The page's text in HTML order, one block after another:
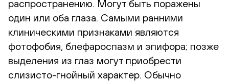
распространению. Могут быть поражены
один или оба глаза. Самыми ранними
клиническими признаками являются
фотофобия, блефароспазм и эпифора; позже
выделения из глаз могут приобрести
слизисто-гнойный характер. Обычно